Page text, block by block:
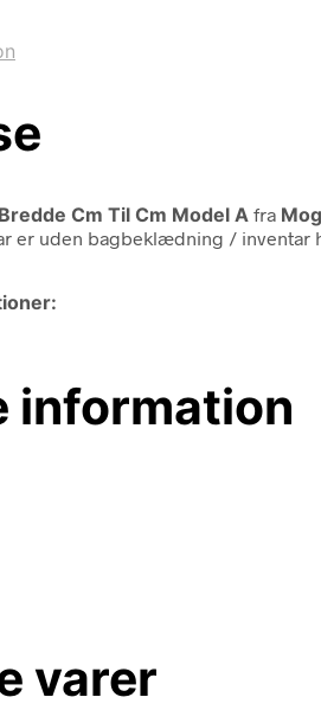
Cm Til Cm Model A fra
er uden bagbeklædning / inventar
information
varer